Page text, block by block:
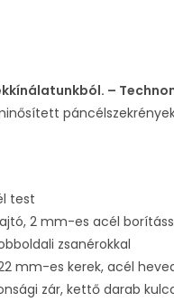
–
test
2 mm-es acél
zsanérokkal
mm-es kerek, acél
zár, kettő darab